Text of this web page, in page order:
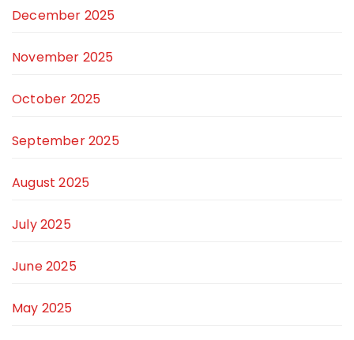
December 2025
November 2025
October 2025
September 2025
August 2025
July 2025
June 2025
May 2025